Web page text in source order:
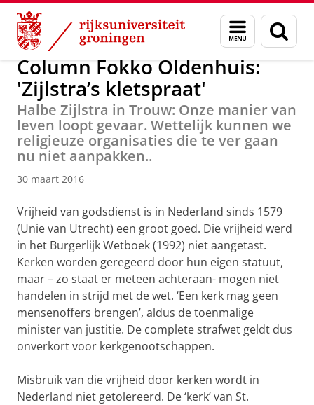
Skip
Content
Skip
Navigation
Menu
en
zoeken
Over ons Columns
Column Fokko Oldenhuis:
'Zijlstra’s kletspraat'
Halbe Zijlstra in Trouw: Onze manier van
leven loopt gevaar. Wettelijk kunnen we
religieuze organisaties die te ver gaan
nu niet aanpakken..
30 maart 2016
Vrijheid van godsdienst is in Nederland sinds 1579
(Unie van Utrecht) een groot goed. Die vrijheid werd
in het Burgerlijk Wetboek (1992) niet aangetast.
Kerken worden geregeerd door hun eigen statuut,
maar – zo staat er meteen achteraan- mogen niet
handelen in strijd met de wet. ‘Een kerk mag geen
mensenoffers brengen’, aldus de toenmalige
minister van justitie. De complete strafwet geldt dus
onverkort voor kerkgenootschappen.
Misbruik van die vrijheid door kerken wordt in
Nederland niet getolereerd. De ‘kerk’ van St.